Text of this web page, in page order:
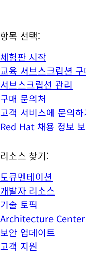
항목 선택:
체험판 시작
교육 서브스크립션 구
서브스크립션 관리
구매 문의처
고객 서비스에 문의하
Red Hat 채용 정보
리소스 찾기:
도큐멘테이션
개발자 리소스
기술 토픽
Architecture Center
보안 업데이트
고객 지원